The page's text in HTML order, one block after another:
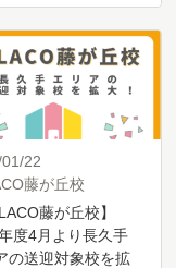
22
藤が丘校
藤が丘校】
度4月より長久手
の送迎対象校を拡